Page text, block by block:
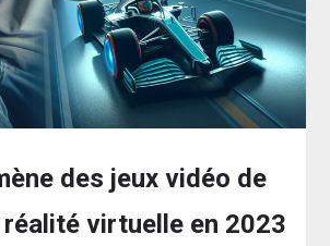
des jeux vidéo de
virtuelle en 2023